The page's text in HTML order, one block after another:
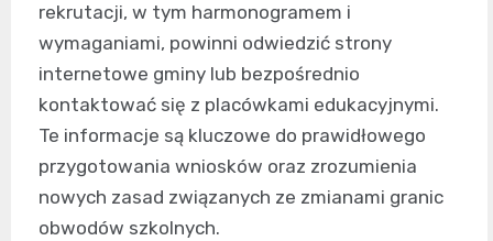
rekrutacji, w tym harmonogramem i
wymaganiami, powinni odwiedzić strony
internetowe gminy lub bezpośrednio
kontaktować się z placówkami edukacyjnymi.
Te informacje są kluczowe do prawidłowego
przygotowania wniosków oraz zrozumienia
nowych zasad związanych ze zmianami granic
obwodów szkolnych.